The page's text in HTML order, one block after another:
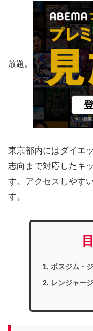
放題。
東京都内にはダイエ
志向まで対応したキ
す。アクセスしやす
す。
ボスジム・
レンジャー